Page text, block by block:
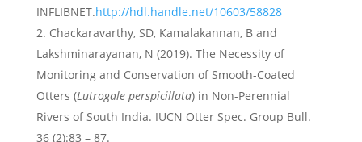
INFLIBNET.http://hdl.handle.net/10603/58828
Chackaravarthy, SD, Kamalakannan, B and
Lakshminarayanan, N (2019). The Necessity of
Monitoring and Conservation of Smooth-Coated
Otters (Lutrogale perspicillata) in Non-Perennial
Rivers of South India. IUCN Otter Spec. Group Bull.
36 (2):83 – 87.